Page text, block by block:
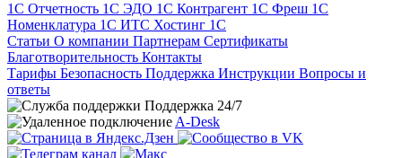
1С Отчетность 1С ЭДО 1С Контрагент 1С Фреш 1С
Номенклатура 1С ИТС Хостинг 1С
Статьи О компании Партнерам Сертификаты
Благотворительность Контакты
Тарифы Безопасность Поддержка Инструкции Вопросы и
ответы
Поддержка 24/7
A-Desk